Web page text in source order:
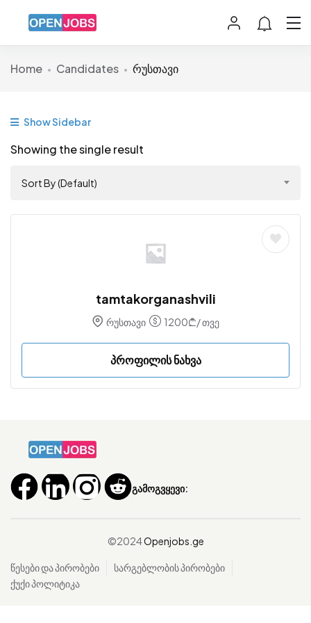
Home Candidates რუსთავი
Show Sidebar
Showing the single result
Sort By (Default)
tamtakorganashvili
რუსთავი 1200₾/ თვე
პროფილის ნახვა
გამოგვყევი:
©2024Openjobs.ge
წესები და პირობები
სარგებლობის პირობები
ქუქი პოლიტიკა